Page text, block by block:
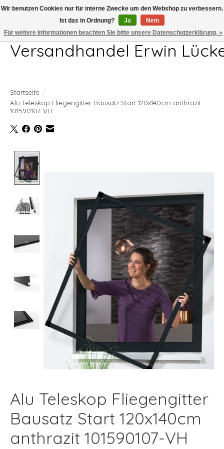
Telefon 04407 715872 MO-DO 7.00-17.00Uhr FR 7.00-13.00Uhr
Versandhandel Erwin
Startseite /
Alu Teleskop Fliegengitter Bausatz Start 120x140cm anthrazit
101590107-VH
Alu Teleskop Fliegengitter
Bausatz Start 120x140cm
anthrazit 101590107-VH
Wir benutzen Cookies nur für interne Zwecke um den Webshop zu verbessern.
Ist das in Ordnung?
Ja
Nein
Für weitere Informationen beachten Sie bitte unsere Datenschutzerklärung. »